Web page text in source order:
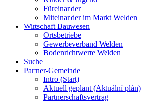
Füreinander
Miteinander im Markt Welden
Wirtschaft Bauwesen
Ortsbetriebe
Gewerbeverband Welden
Bodenrichtwerte Welden
Suche
Partner-Gemeinde
Intro (Start)
Aktuell geplant (Aktuální plán)
Partnerschaftsvertrag